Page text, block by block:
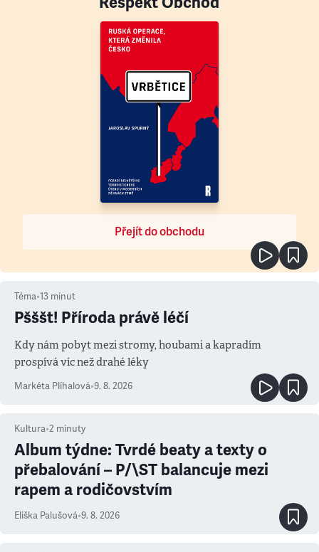
Přejít do obchodu
Téma•13 minut
Pšššt! Příroda právě léčí
Kdy nám pobyt mezi stromy, houbami a kapradím
prospívá víc než drahé léky
Markéta Plíhalová•9. 8. 2026
Kultura•2 minuty
Album týdne: Tvrdé beaty a texty o
přebalování – P/\ST balancuje mezi
rapem a rodičovstvím
Eliška Palušová•9. 8. 2026